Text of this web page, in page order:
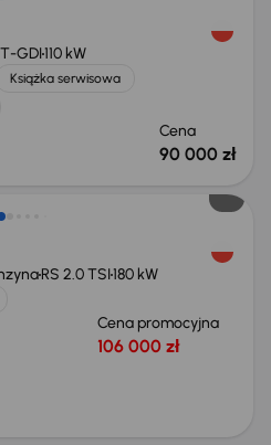
T-GDI110 kW
Książka serwisowa
Cena
90 000 zł
RS 2.0 TSI180 kW
Cena promocyjna
106 000 zł